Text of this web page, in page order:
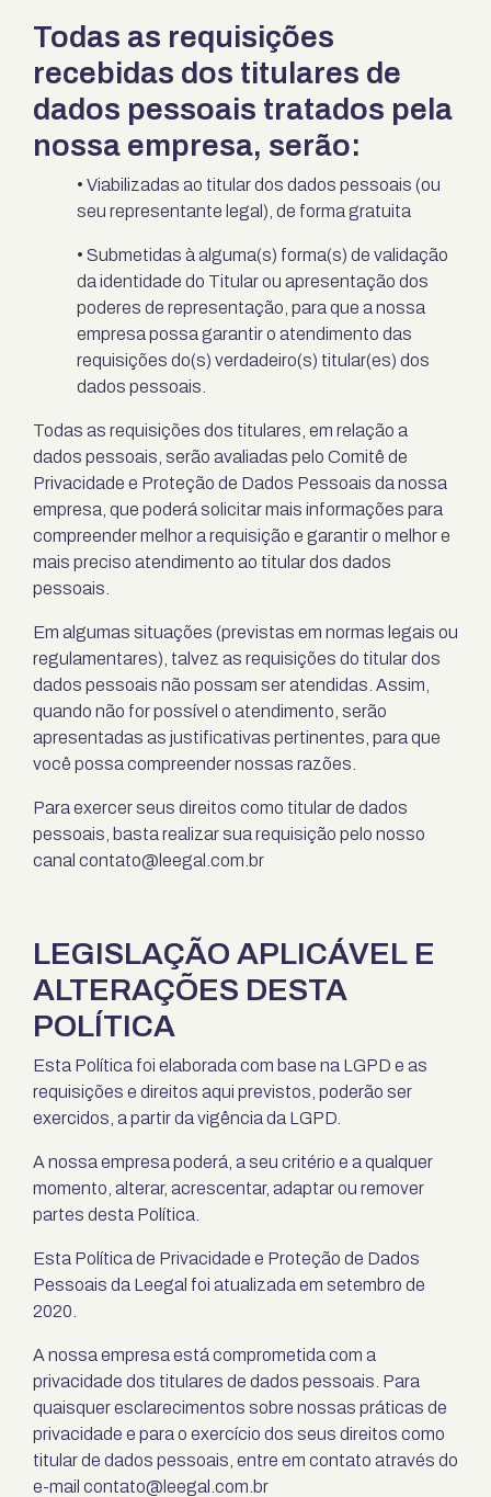
Todas as requisições
recebidas dos titulares de
dados pessoais tratados pela
nossa empresa, serão:
• Viabilizadas ao titular dos dados pessoais (ou
seu representante legal), de forma gratuita
• Submetidas à alguma(s) forma(s) de validação
da identidade do Titular ou apresentação dos
poderes de representação, para que a nossa
empresa possa garantir o atendimento das
requisições do(s) verdadeiro(s) titular(es) dos
dados pessoais.
Todas as requisições dos titulares, em relação a
dados pessoais, serão avaliadas pelo Comitê de
Privacidade e Proteção de Dados Pessoais da nossa
empresa, que poderá solicitar mais informações para
compreender melhor a requisição e garantir o melhor e
mais preciso atendimento ao titular dos dados
pessoais.
Em algumas situações (previstas em normas legais ou
regulamentares), talvez as requisições do titular dos
dados pessoais não possam ser atendidas. Assim,
quando não for possível o atendimento, serão
apresentadas as justificativas pertinentes, para que
você possa compreender nossas razões.
Para exercer seus direitos como titular de dados
pessoais, basta realizar sua requisição pelo nosso
canal contato@leegal.com.br
LEGISLAÇÃO APLICÁVEL E
ALTERAÇÕES DESTA
POLÍTICA
Esta Política foi elaborada com base na LGPD e as
requisições e direitos aqui previstos, poderão ser
exercidos, a partir da vigência da LGPD.
A nossa empresa poderá, a seu critério e a qualquer
momento, alterar, acrescentar, adaptar ou remover
partes desta Política.
Esta Política de Privacidade e Proteção de Dados
Pessoais da Leegal foi atualizada em setembro de
2020.
A nossa empresa está comprometida com a
privacidade dos titulares de dados pessoais. Para
quaisquer esclarecimentos sobre nossas práticas de
privacidade e para o exercício dos seus direitos como
titular de dados pessoais, entre em contato através do
e-mail contato@leegal.com.br